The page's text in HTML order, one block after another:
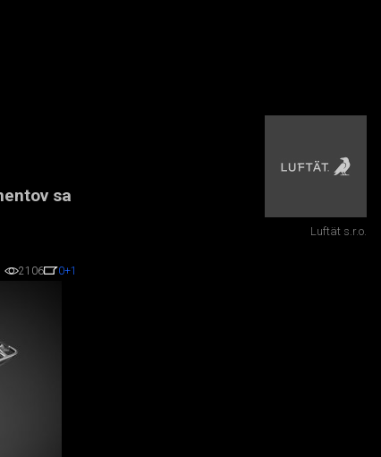
sa
2106 0+1
Luftät s.r.o.